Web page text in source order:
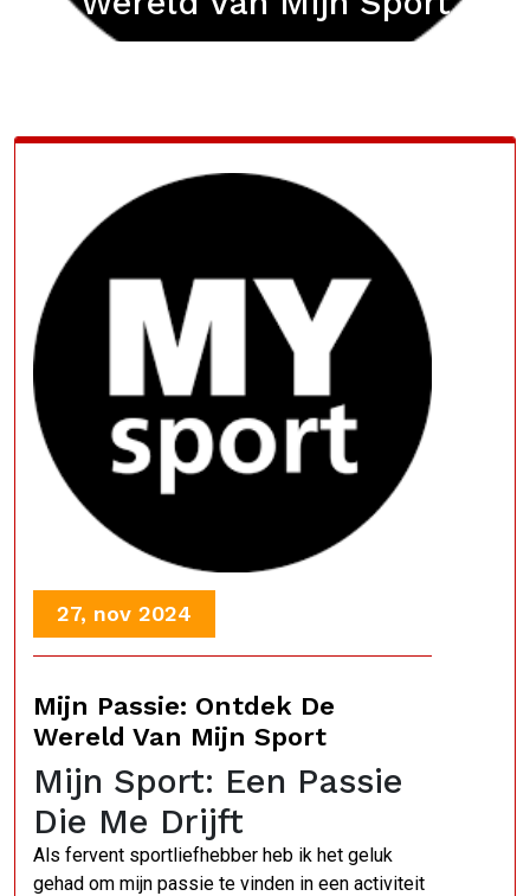
27, nov 2024
Mijn Passie: Ontdek De
Wereld Van Mijn Sport
Mijn Sport: Een Passie
Die Me Drijft
Als fervent sportliefhebber heb ik het geluk
gehad om mijn passie te vinden in een activiteit